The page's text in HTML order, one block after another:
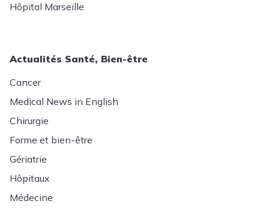
Hôpital Marseille
Actualités Santé, Bien-être
Cancer
Medical News in English
Chirurgie
Forme et bien-être
Gériatrie
Hôpitaux
Médecine